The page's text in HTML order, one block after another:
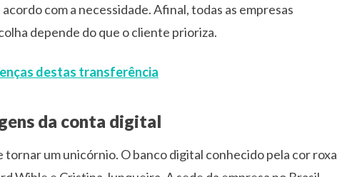
com a necessidade. Afinal, todas as empresas
depende do que o cliente prioriza.
destas transferência
da conta digital
um unicórnio. O banco digital conhecido pela cor roxa